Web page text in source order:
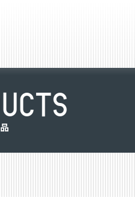
UCTS
品